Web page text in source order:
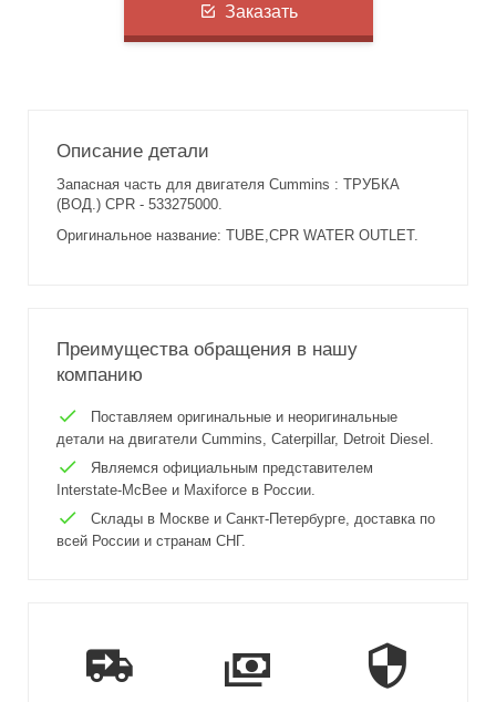
Заказать
Описание детали
Запасная часть для двигателя Cummins : ТРУБКА
(ВОД.) CPR - 533275000.
Оригинальное название: TUBE,CPR WATER OUTLET.
Преимущества обращения в нашу
компанию
Поставляем оригинальные и неоригинальные
детали на двигатели Cummins, Caterpillar, Detroit Diesel.
Являемся официальным представителем
Interstate-McBee и Maxiforce в России.
Склады в Москве и Санкт-Петербурге, доставка по
всей России и странам СНГ.